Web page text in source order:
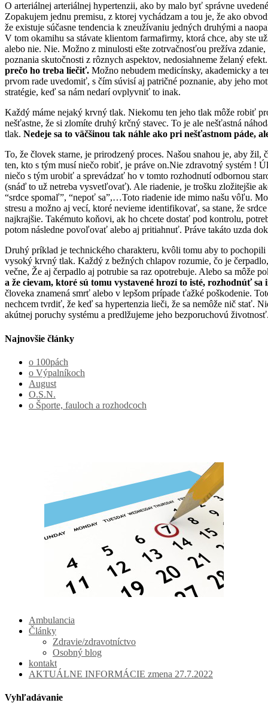
O arteriálnej arteriálnej hypertenzii, ako by malo byť správne
Zopakujem jednu premisu, z ktorej vychádzam a tou je, že ako
že existuje súčasne tendencia k zneužívaniu jedných druhými a
V tom okamihu sa stávate klientom farmafirmy, ktorá chce, aby ste
alebo nie. Nie. Možno z minulosti ešte zotrvačnosťou prežíva
poznania skutočnosti z rôznych aspektov, nedosiahneme želaný
prečo ho treba liečiť. Možno nebudem medicínsky, akademicky a
prvom rade uvedomiť, s čím súvisí aj patričné poznanie, aby jeho
stratégie, keď sa nám nedarí ovplyvniť to inak.
Každý máme nejaký krvný tlak. Niekomu ten jeho tlak môže robiť
nešťastne, že si zlomíte druhý krčný stavec. To je ale nešťastná
tlak. Nedeje sa to väčšinou tak náhle ako pri nešťastnom páde,
To, že človek starne, je prirodzený proces. Našou snahou je, aby
ten, kto s tým musí niečo robiť, je práve on.Nie zdravotný systém !
niečo s tým urobiť a sprevádzať ho v tomto rozhodnutí odbornou
(snáď to už netreba vysvetľovať). Ale riadenie, je trošku zložitejšie
“srdce spomaľ”, “nepoť sa”,…Toto riadenie ide mimo našu vôľu.
stresu a možno aj vecí, ktoré nevieme identifikovať, sa stane, že
najkrajšie. Takémuto koňovi, ak ho chcete dostať pod kontrolu,
potom následne povoľovať alebo aj pritiahnuť. Práve takáto uzda
Druhý príklad je technického charakteru, kvôli tomu aby to
vysoký krvný tlak. Každý z bežných chlapov rozumie, čo je
večne, Že aj čerpadlo aj potrubie sa raz opotrebuje. Alebo sa môže
a že cievam, ktoré sú tomu vystavené hrozí to isté, rozhodnúť
človeka znamená smrť alebo v lepšom prípade ťažké poškodenie.
nechcem tvrdiť, že keď sa hypertenzia lieči, že sa nemôže nič stať.
akútnej poruchy systému a predlžujeme jeho bezporuchovú
Najnovšie články
o 100pách
o Výpalníkoch
August
O.S.N.
o Športe, fauloch a rozhodcoch
Ambulancia
Články
Zdravie/zdravotníctvo
Osobný blog
kontakt
AKTUÁLNE INFORMÁCIE zmena 27.7.2022
Vyhľadávanie